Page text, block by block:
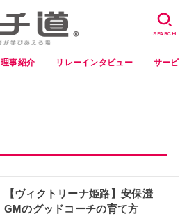
理事紹介 リレーインタビュー サー
SEARCH
【ヴィクトリーナ姫路】安保澄
GMのグッドコーチの育て方